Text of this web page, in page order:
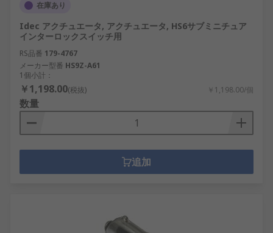
在庫あり
Idec アクチュエータ, アクチュエータ, HS6サブミニチュア
インターロックスイッチ用
RS品番 179-4767
メーカー型番 HS9Z-A61
1個小計：
￥1,198.00(税抜) ￥1,198.00/個
数量
追加